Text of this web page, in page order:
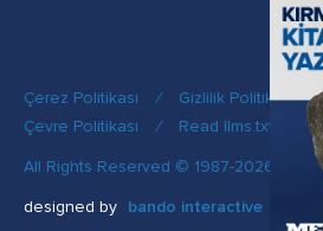
Çerez Politikası / Gizlilik Politikası /
Çevre Politikası
/
Read llms.txt
All Rights Reserved © 1987-2026 MEKA
designed by bando interactive